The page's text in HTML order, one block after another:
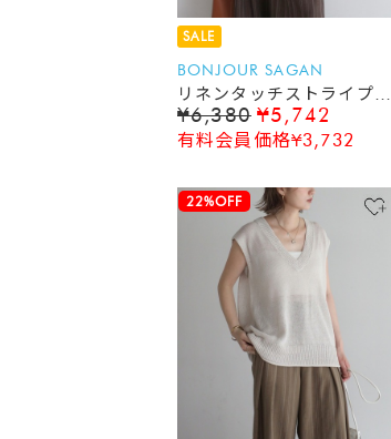
SALE
BONJOUR SAGAN
リネンタッチストライプコ
クーンベスト
¥6,380 ¥5,742
有料会員価格¥3,732
22%OFF